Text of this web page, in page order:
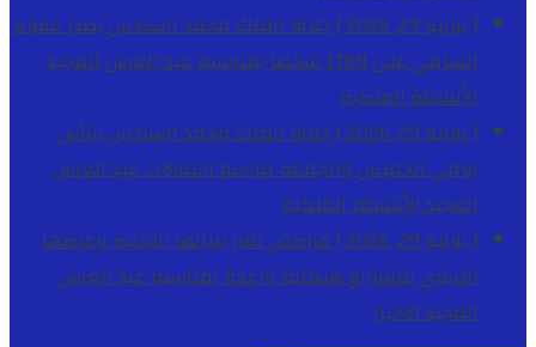
[ يوليو 29, 2026 ]
جلالة الملك محمد السادس يصدر عفوه
السامي على 1788 شخصا بمناسبة عيد العرش المجيد
الأنشطة الملكية
[ يوليو 29, 2026 ]
جلالة الملك محمد السادس يترأس
يومي الخميس والجمعة مراسم احتفالات عيد العرش
المجيدالأنشطة الملكية
[ يوليو 29, 2026 ]
مراكش تعزز بنياتها التحتية وعرضها
التربوي بمشاريع هيكلية واعدة بمناسبة عيد العرش
المجيدالاخبار